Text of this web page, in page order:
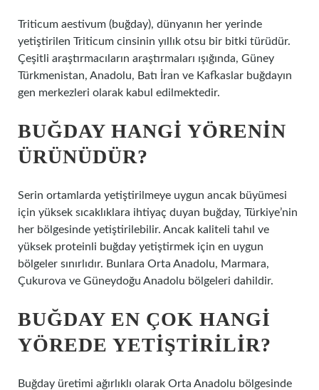
Triticum aestivum (buğday), dünyanın her yerinde
yetiştirilen Triticum cinsinin yıllık otsu bir bitki türüdür.
Çeşitli araştırmacıların araştırmaları ışığında, Güney
Türkmenistan, Anadolu, Batı İran ve Kafkaslar buğdayın
gen merkezleri olarak kabul edilmektedir.
BUĞDAY HANGI YÖRENIN
ÜRÜNÜDÜR?
Serin ortamlarda yetiştirilmeye uygun ancak büyümesi
için yüksek sıcaklıklara ihtiyaç duyan buğday, Türkiye’nin
her bölgesinde yetiştirilebilir. Ancak kaliteli tahıl ve
yüksek proteinli buğday yetiştirmek için en uygun
bölgeler sınırlıdır. Bunlara Orta Anadolu, Marmara,
Çukurova ve Güneydoğu Anadolu bölgeleri dahildir.
BUĞDAY EN ÇOK HANGI
YÖREDE YETIŞTIRILIR?
Buğday üretimi ağırlıklı olarak Orta Anadolu bölgesinde